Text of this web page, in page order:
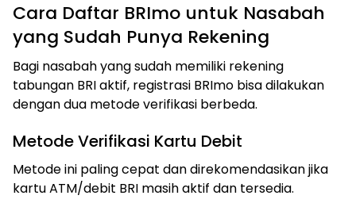
Cara Daftar BRImo untuk Nasabah
yang Sudah Punya Rekening
Bagi nasabah yang sudah memiliki rekening
tabungan BRI aktif, registrasi BRImo bisa dilakukan
dengan dua metode verifikasi berbeda.
Metode Verifikasi Kartu Debit
Metode ini paling cepat dan direkomendasikan jika
kartu ATM/debit BRI masih aktif dan tersedia.